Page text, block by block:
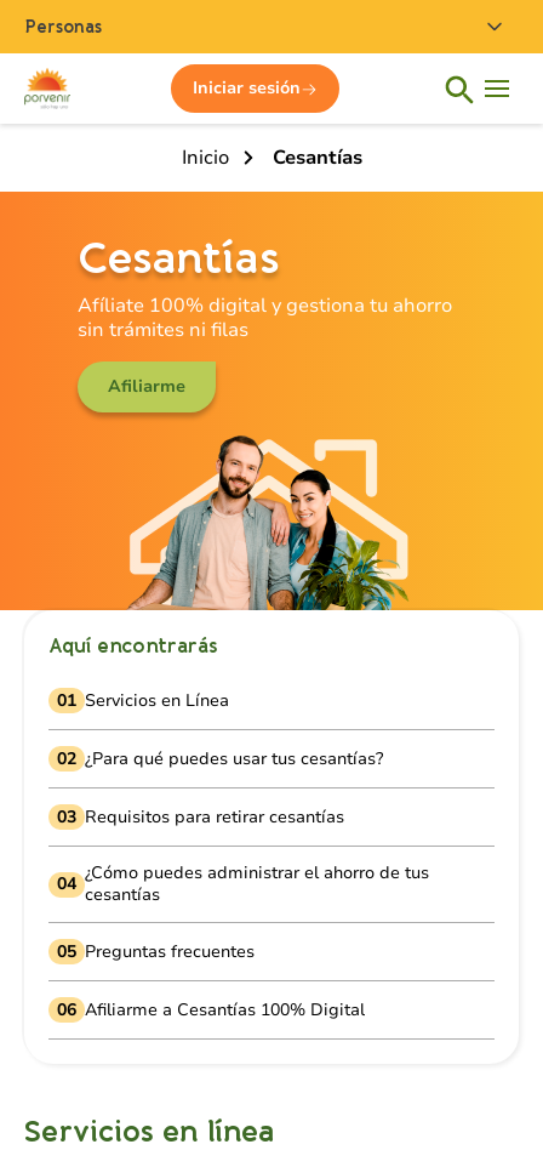
Personas
Iniciar sesión
Inicio Cesantías
Cesantías
Afíliate 100% digital y gestiona tu ahorro
sin trámites ni filas
Afiliarme
Aquí encontrarás
01 Servicios en Línea
02 ¿Para qué puedes usar tus cesantías?
03 Requisitos para retirar cesantías
04 ¿Cómo puedes administrar el ahorro de tus
cesantías
05 Preguntas frecuentes
06 Afiliarme a Cesantías 100% Digital
Servicios en línea